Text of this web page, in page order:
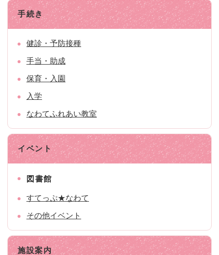
手続き
健診・予防接種
手当・助成
保育・入園
入学
なわてふれあい教室
イベント
図書館
すてっぷ★なわて
その他イベント
施設案内